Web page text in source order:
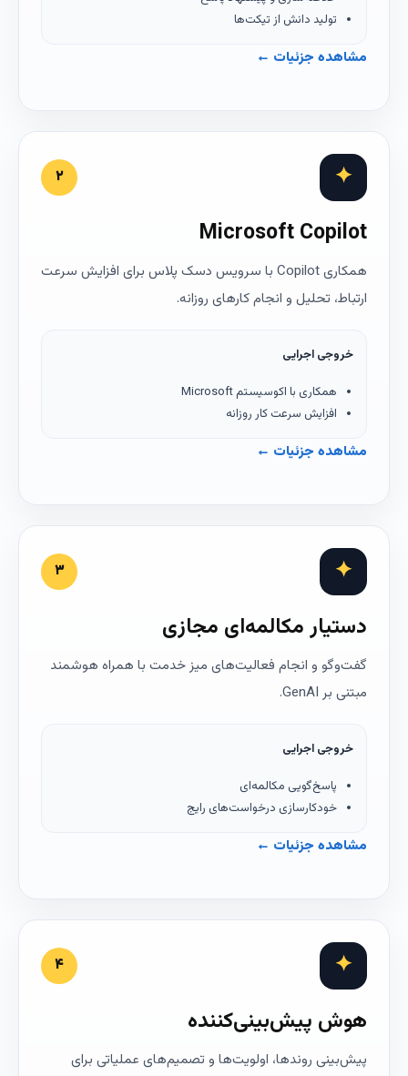
تولید دانش از تیکت‌ها
مشاهده جزئیات ←
✦ ۲
Microsoft Copilot
همکاری Copilot با سرویس دسک پلاس برای افزایش سرعت
ارتباط، تحلیل و انجام کارهای روزانه.
خروجی اجرایی
همکاری با اکوسیستم Microsoft
افزایش سرعت کار روزانه
مشاهده جزئیات ←
✦ ۳
دستیار مکالمه‌ای مجازی
گفت‌وگو و انجام فعالیت‌های میز خدمت با همراه هوشمند
مبتنی بر GenAI.
خروجی اجرایی
پاسخ‌گویی مکالمه‌ای
خودکارسازی درخواست‌های رایج
مشاهده جزئیات ←
✦ ۴
هوش پیش‌بینی‌کننده
پیش‌بینی روندها، اولویت‌ها و تصمیم‌های عملیاتی برای